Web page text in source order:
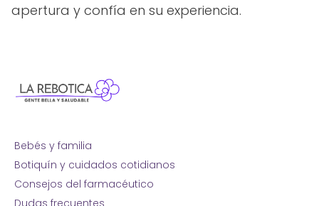
apertura y confía en su experiencia.
Bebés y familia
Botiquín y cuidados cotidianos
Consejos del farmacéutico
Dudas frecuentes